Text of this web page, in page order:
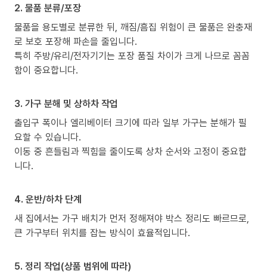
2. 물품 분류/포장
물품을 용도별로 분류한 뒤, 깨짐/흠집 위험이 큰 물품은 완충재
로 보호 포장해 파손을 줄입니다.
특히 주방/유리/전자기기는 포장 품질 차이가 크게 나므로 꼼꼼
함이 중요합니다.
3. 가구 분해 및 상하차 작업
출입구 폭이나 엘리베이터 크기에 따라 일부 가구는 분해가 필
요할 수 있습니다.
이동 중 흔들림과 찍힘을 줄이도록 상차 순서와 고정이 중요합
니다.
4. 운반/하차 단계
새 집에서는 가구 배치가 먼저 정해져야 박스 정리도 빠르므로,
큰 가구부터 위치를 잡는 방식이 효율적입니다.
5. 정리 작업(상품 범위에 따라)